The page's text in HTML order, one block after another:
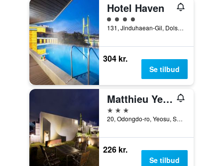
Hotel Haven
Vurderet til klasse 4
131, Jinduhaean-Gil, Dolsan-Eup, Yeosu, Sydkorea
304 kr.
Se tilbud
Matthieu Yeosu
3 stjerner
20, Odongdo-ro, Yeosu, Sydkorea
226 kr.
Se tilbud